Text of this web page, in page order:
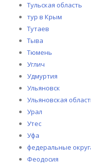
Тульская область
тур в Крым
Тутаев
Тыва
Тюмень
Углич
Удмуртия
Ульяновск
Ульяновская
Урал
Утес
Уфа
федеральные
Феодосия